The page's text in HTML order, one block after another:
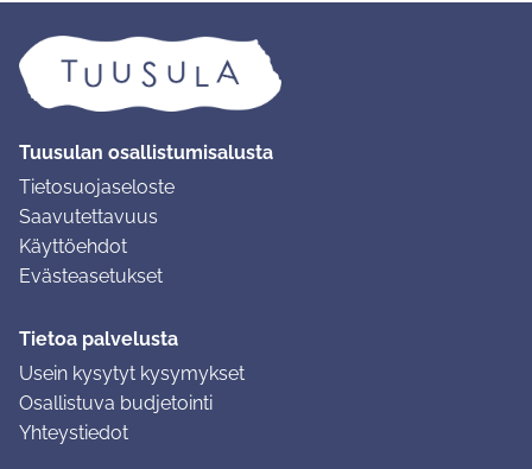
Tuusulan osallistumisalusta
Tietosuojaseloste
Saavutettavuus
Käyttöehdot
Evästeasetukset
Tietoa palvelusta
Usein kysytyt kysymykset
Osallistuva budjetointi
Yhteystiedot